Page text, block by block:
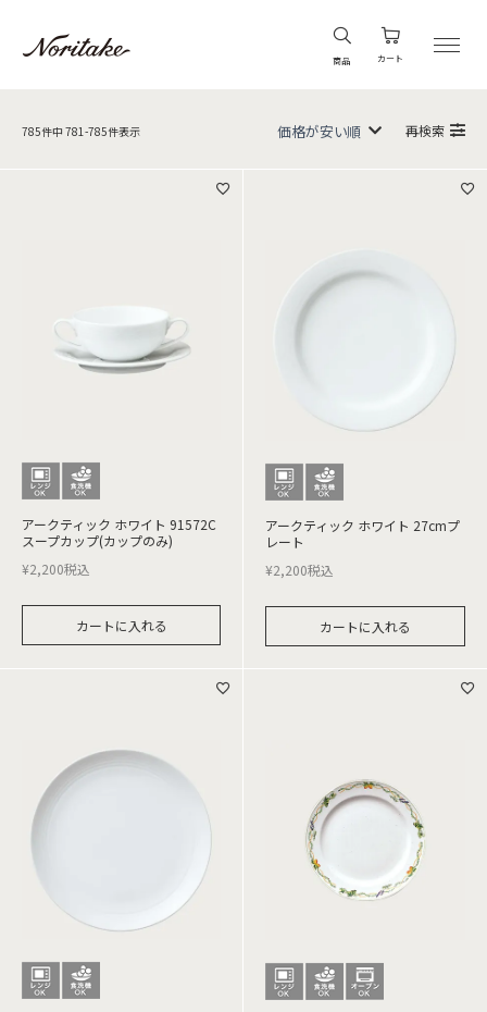
商品 カート
785件中 781 -785件表示 再検索
アークティック ホワイト 91572C
スープカップ(カップのみ)
¥2,200税込
カートに入れる
アークティック ホワイト 27cmプ
レート
¥2,200税込
カートに入れる